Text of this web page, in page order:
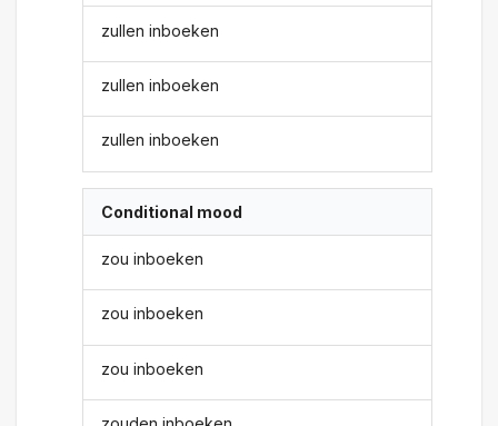
zullen inboeken
zullen inboeken
zullen inboeken
Conditional mood
zou inboeken
zou inboeken
zou inboeken